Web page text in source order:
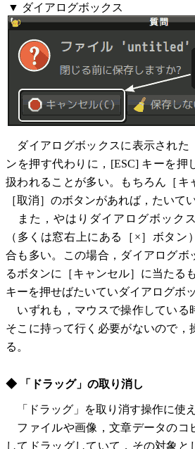
▼ ダイアログボックス
ダイアログボックスに表示された
ンを押す代わりに，[ESC] キーを押
扱われることが多い。もちろん［キ
［取消］のボタンがあれば，たいて
また，やはりダイアログボック
（多くは窓右上にある［×］ボタン
合も多い。この場合，ダイアログボ
るボタンに［キャンセル］に当たる
キーを押せばたいていダイアログボ
いずれも，マウスで操作している
そこに持って行く必要がないので，
る。
◆ 「ドラッグ」の取り消し
「ドラッグ」を取り消す操作に使え
ファイルや画像，文章データのコ
してドラッグしていて，その対象と